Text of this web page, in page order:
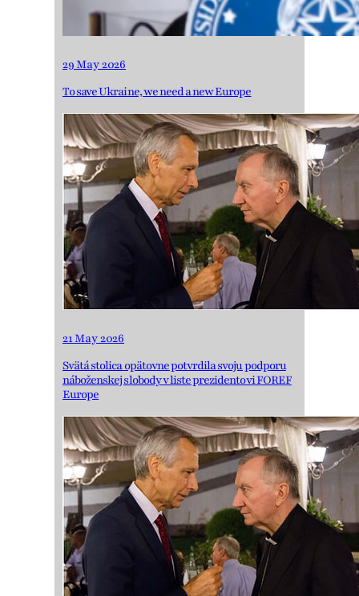
29 May 2026
To save Ukraine, we need a new Europe
21 May 2026
Svätá stolica opätovne potvrdila svoju podporu
náboženskej slobody v liste prezidentovi FOREF
Europe